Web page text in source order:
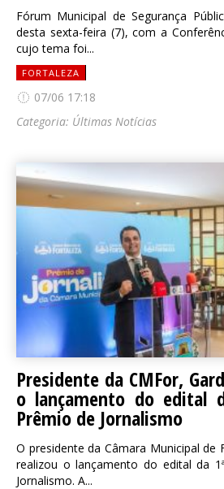
Fórum Municipal de Segurança
desta sexta-feira (7), com a
cujo tema foi...
FORTALEZA
07/06 17:18
Categoria: Últimas Notícias
Presidente da CMFor,
o lançamento do edital
Prêmio de Jornalismo
O presidente da Câmara Municipal de
realizou o lançamento do edital da
Jornalismo. A...